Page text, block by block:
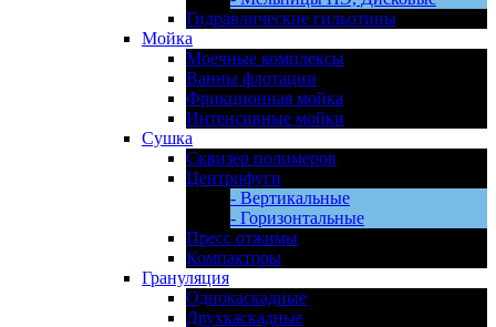
Гидравлические гильотины
Мойка
Моечные комплексы
Ванны флотации
Фрикционная мойка
Интенсивные мойки
Сушка
Сквизер полимеров
Центрифуги
- Вертикальные
- Горизонтальные
Пресс отжимы
Компакторы
Грануляция
Однокаскадные
Двухкаскадные